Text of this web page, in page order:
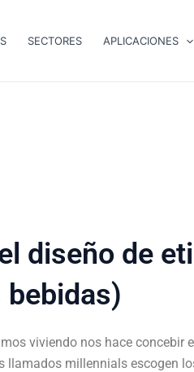
SECTORES APLICACIONES
diseño de
bebidas)
viviendo nos hace concebir
llamados millennials escogen